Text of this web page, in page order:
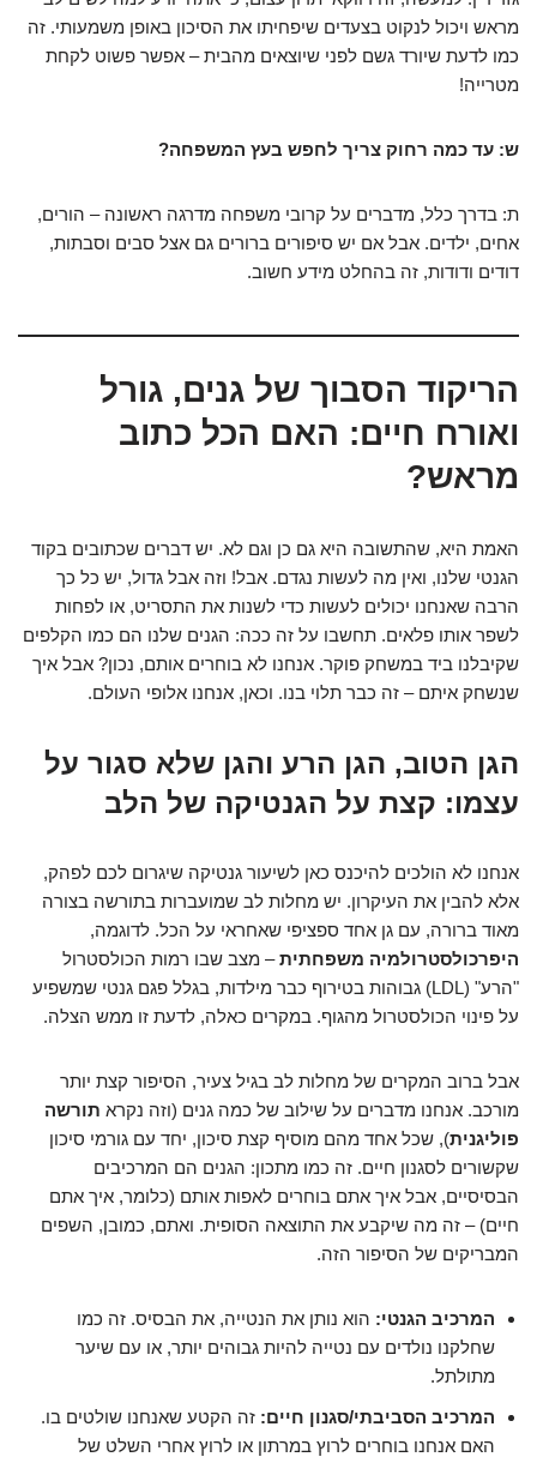
מראש ויכול לנקוט בצעדים שיפחיתו את הסיכון באופן משמעותי. זה
כמו לדעת שיורד גשם לפני שיוצאים מהבית – אפשר פשוט לקחת
מטרייה!
ש: עד כמה רחוק צריך לחפש בעץ המשפחה?
ת: בדרך כלל, מדברים על קרובי משפחה מדרגה ראשונה – הורים,
אחים, ילדים. אבל אם יש סיפורים ברורים גם אצל סבים וסבתות,
דודים ודודות, זה בהחלט מידע חשוב.
הריקוד הסבוך של גנים, גורל
ואורח חיים: האם הכל כתוב
מראש?
האמת היא, שהתשובה היא גם כן וגם לא. יש דברים שכתובים בקוד
הגנטי שלנו, ואין מה לעשות נגדם. אבל! וזה אבל גדול, יש כל כך
הרבה שאנחנו יכולים לעשות כדי לשנות את התסריט, או לפחות
לשפר אותו פלאים. תחשבו על זה ככה: הגנים שלנו הם כמו הקלפים
שקיבלנו ביד במשחק פוקר. אנחנו לא בוחרים אותם, נכון? אבל איך
שנשחק איתם – זה כבר תלוי בנו. וכאן, אנחנו אלופי העולם.
הגן הטוב, הגן הרע והגן שלא סגור על
עצמו: קצת על הגנטיקה של הלב
אנחנו לא הולכים להיכנס כאן לשיעור גנטיקה שיגרום לכם לפהק,
אלא להבין את העיקרון. יש מחלות לב שמועברות בתורשה בצורה
מאוד ברורה, עם גן אחד ספציפי שאחראי על הכל. לדוגמה,
היפרכולסטרולמיה משפחתית– מצב שבו רמות הכולסטרול
"הרע" (LDL) גבוהות בטירוף כבר מילדות, בגלל פגם גנטי שמשפיע
על פינוי הכולסטרול מהגוף. במקרים כאלה, לדעת זו ממש הצלה.
אבל ברוב המקרים של מחלות לב בגיל צעיר, הסיפור קצת יותר
מורכב. אנחנו מדברים על שילוב של כמה גנים (וזה נקרא תורשה
פוליגנית), שכל אחד מהם מוסיף קצת סיכון, יחד עם גורמי סיכון
שקשורים לסגנון חיים. זה כמו מתכון: הגנים הם המרכיבים
הבסיסיים, אבל איך אתם בוחרים לאפות אותם (כלומר, איך אתם
חיים) – זה מה שיקבע את התוצאה הסופית. ואתם, כמובן, השפים
המבריקים של הסיפור הזה.
המרכיב הגנטי: הוא נותן את הנטייה, את הבסיס. זה כמו
שחלקנו נולדים עם נטייה להיות גבוהים יותר, או עם שיער
מתולתל.
המרכיב הסביבתי/סגנון חיים: זה הקטע שאנחנו שולטים בו.
האם אנחנו בוחרים לרוץ במרתון או לרוץ אחרי השלט של